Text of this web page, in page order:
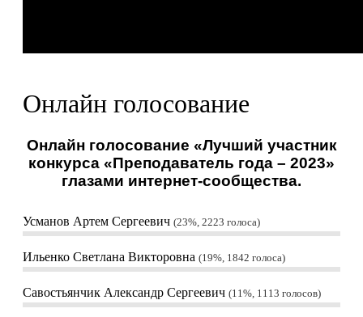
Онлайн голосование
Онлайн голосование «Лучший участник
конкурса «Преподаватель года – 2023»
глазами интернет-сообщества.
Усманов Артем Сергеевич 23%, 2223 голоса
Ильенко Светлана Викторовна 19%, 1842 голоса
Савостьянчик Александр Сергеевич 11%, 1113 голосов